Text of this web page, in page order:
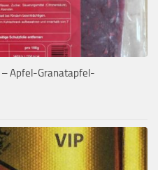
– Apfel-Granatapfel-